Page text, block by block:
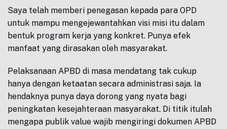
Saya telah memberi penegasan kepada para OPD
untuk mampu mengejewantahkan visi misi itu dalam
bentuk program kerja yang konkret. Punya efek
manfaat yang dirasakan oleh masyarakat.
Pelaksanaan APBD di masa mendatang tak cukup
hanya dengan ketaatan secara administrasi saja. Ia
hendaknya punya daya dorong yang nyata bagi
peningkatan kesejahteraan masyarakat. Di titik itulah
mengapa publik value wajib mengiringi dokumen APBD